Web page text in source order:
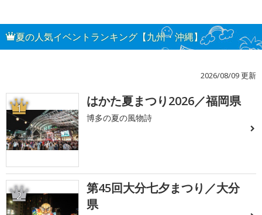
夏の人気イベントランキング【九州・沖縄】
2026/08/09 更新
1 はかた夏まつり2026／福岡県
博多の夏の風物詩
2
第45回大分七夕まつり／大分
県